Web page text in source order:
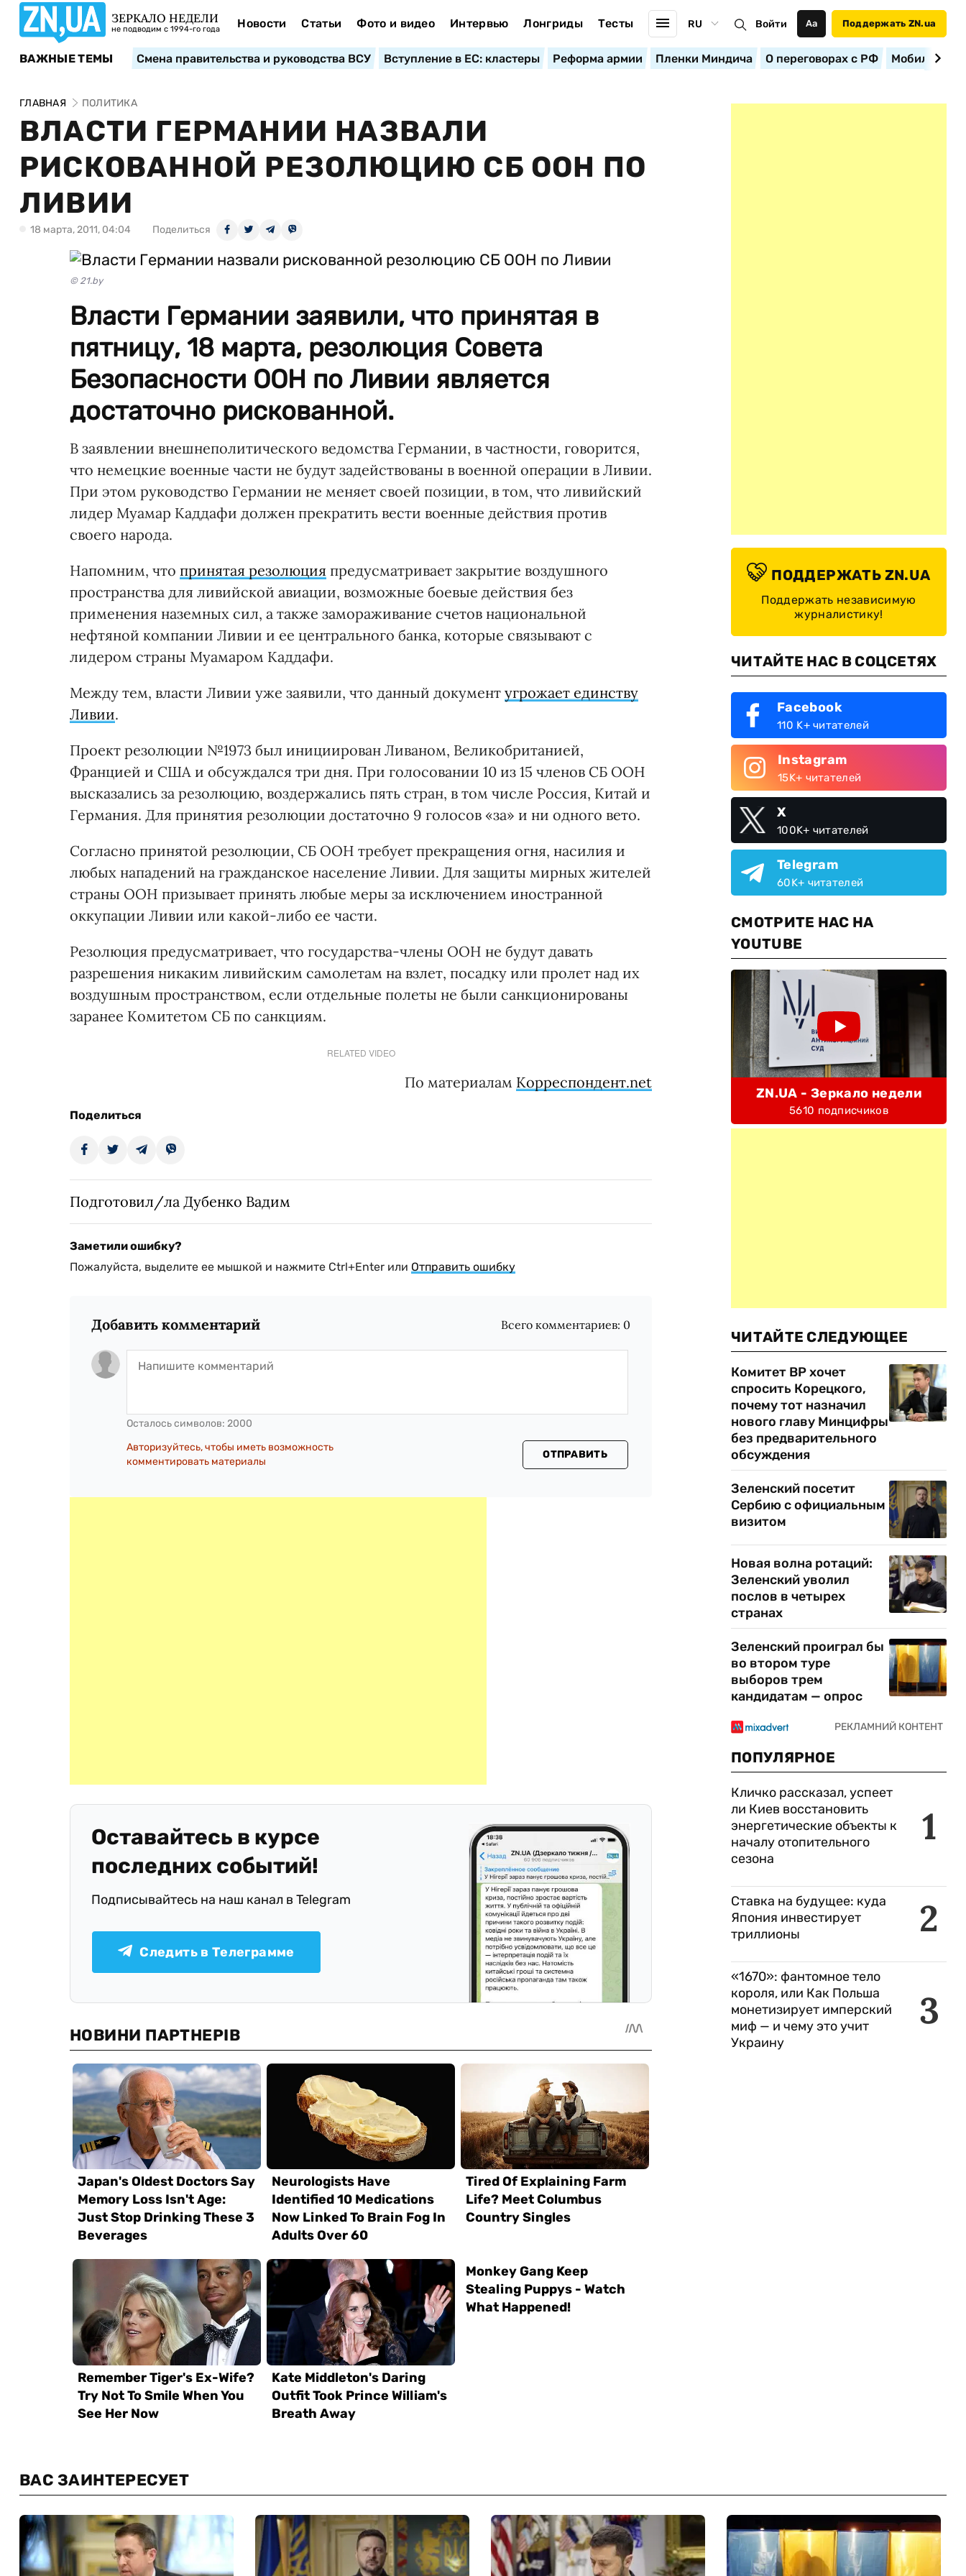
ЗЕРКАЛО НЕДЕЛИ
не подводим с 1994-го года Новости Статьи Фото и видео Интервью Лонгриды Тесты RU Войти Аа Поддержать ZN.ua
ВАЖНЫЕ ТЕМЫ Смена правительства и руководства ВСУ Вступление в ЕС: кластеры Реформа армии Пленки Миндича О переговорах с РФ
ГЛАВНАЯ ПОЛИТИКА
ВЛАСТИ ГЕРМАНИИ НАЗВАЛИ
РИСКОВАННОЙ РЕЗОЛЮЦИЮ СБ ООН ПО
ЛИВИИ
18 марта, 2011, 04:04 Поделиться
© 21.by
Власти Германии заявили, что принятая в
пятницу, 18 марта, резолюция Совета
Безопасности ООН по Ливии является
достаточно рискованной.
В заявлении внешнеполитического ведомства Германии, в частности, говорится,
что немецкие военные части не будут задействованы в военной операции в Ливии.
При этом руководство Германии не меняет своей позиции, в том, что ливийский
лидер Муамар Каддафи должен прекратить вести военные действия против
своего народа.
Напомним, что принятая резолюция предусматривает закрытие воздушного
пространства для ливийской авиации, возможные боевые действия без
применения наземных сил, а также замораживание счетов национальной
нефтяной компании Ливии и ее центрального банка, которые связывают с
лидером страны Муамаром Каддафи.
Между тем, власти Ливии уже заявили, что данный документ угрожает единству
Ливии.
Проект резолюции №1973 был инициирован Ливаном, Великобританией,
Францией и США и обсуждался три дня. При голосовании 10 из 15 членов СБ ООН
высказались за резолюцию, воздержались пять стран, в том числе Россия, Китай и
Германия. Для принятия резолюции достаточно 9 голосов «за» и ни одного вето.
Согласно принятой резолюции, СБ ООН требует прекращения огня, насилия и
любых нападений на гражданское население Ливии. Для защиты мирных жителей
страны ООН призывает принять любые меры за исключением иностранной
оккупации Ливии или какой-либо ее части.
Резолюция предусматривает, что государства-члены ООН не будут давать
разрешения никаким ливийским самолетам на взлет, посадку или пролет над их
воздушным пространством, если отдельные полеты не были санкционированы
заранее Комитетом СБ по санкциям.
RELATED VIDEO
По материалам Корреспондент.net
Поделиться
Подготовил/ла Дубенко Вадим
Заметили ошибку?
Пожалуйста, выделите ее мышкой и нажмите Ctrl+Enter или Отправить ошибку
Добавить комментарий Всего комментариев: 0
Осталось символов: 2000
Авторизуйтесь, чтобы иметь возможность
комментировать материалы
ОТПРАВИТЬ
Оставайтесь в курсе
последних событий!
Подписывайтесь на наш канал в Telegram
Следить в Телеграмме
ПОДДЕРЖАТЬ ZN.UA
Поддержать независимую
журналистику!
ЧИТАЙТЕ НАС В СОЦСЕТЯХ
Facebook
110 K+ читателей
Instagram
15K+ читателей
X
100K+ читателей
Telegram
60K+ читателей
СМОТРИТЕ НАС НА
YOUTUBE
ZN.UA - Зеркало недели
5610 подписчиков
ЧИТАЙТЕ СЛЕДУЮЩЕЕ
Комитет ВР хочет
спросить Корецкого,
почему тот назначил
нового главу Минцифры
без предварительного
обсуждения
Зеленский посетит
Сербию с официальным
визитом
Новая волна ротаций:
Зеленский уволил
послов в четырех
странах
Зеленский проиграл бы
во втором туре
выборов трем
кандидатам — опрос
ПОПУЛЯРНОЕ
1
Кличко рассказал, успеет
ли Киев восстановить
энергетические объекты к
началу отопительного
сезона
2
Ставка на будущее: куда
Япония инвестирует
триллионы
3
«1670»: фантомное тело
короля, или Как Польша
монетизирует имперский
миф — и чему это учит
Украину
ВАС ЗАИНТЕРЕСУЕТ